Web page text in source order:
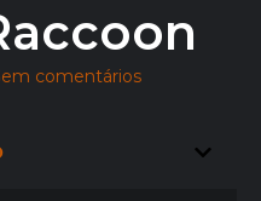
comentários